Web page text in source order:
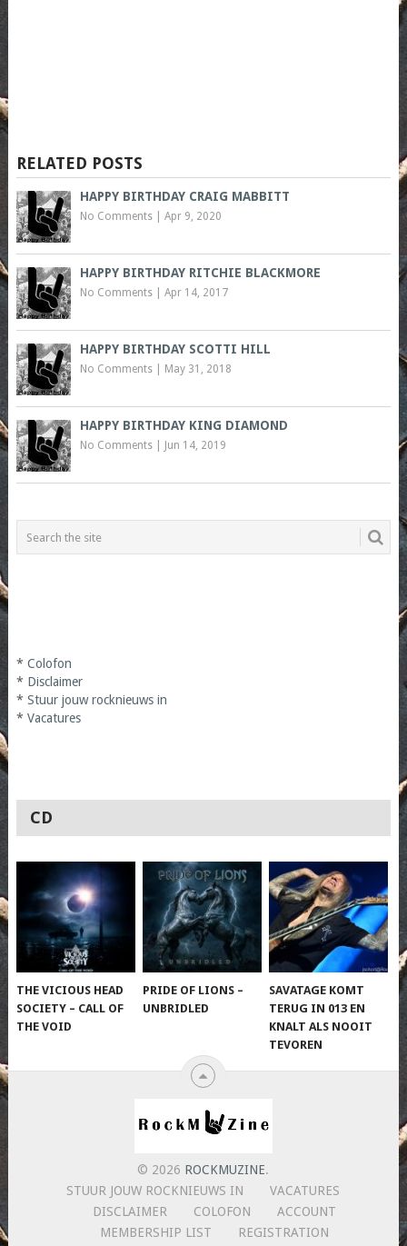
RELATED POSTS
HAPPY BIRTHDAY CRAIG MABBITT
No Comments| Apr 9, 2020
HAPPY BIRTHDAY RITCHIE BLACKMORE
No Comments| Apr 14, 2017
HAPPY BIRTHDAY SCOTTI HILL
No Comments| May 31, 2018
HAPPY BIRTHDAY KING DIAMOND
No Comments| Jun 14, 2019
* Colofon
* Disclaimer
* Stuur jouw rocknieuws in
* Vacatures
CD
THE VICIOUS HEAD
SOCIETY – CALL OF
THE VOID
PRIDE OF LIONS –
UNBRIDLED
SAVATAGE KOMT
TERUG IN 013 EN
KNALT ALS NOOIT
TEVOREN
© 2026 ROCKMUZINE.
STUUR JOUW ROCKNIEUWS IN
VACATURES
DISCLAIMER
COLOFON
ACCOUNT
MEMBERSHIP LIST
REGISTRATION